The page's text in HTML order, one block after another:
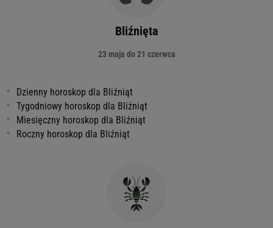
Bliźnięta
23 maja do 21 czerwca
Dzienny horoskop dla Bliźniąt
Tygodniowy horoskop dla Bliźniąt
Miesięczny horoskop dla Bliźniąt
Roczny horoskop dla Bliźniąt